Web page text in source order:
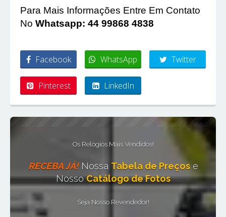
Para Mais Informações Entre Em Contato
No Whatsapp: 44 99868 4838
Facebook WhatsApp Twitter
Pinterest LinkedIn
Os Relógios Mais Vendidos!
RECEBA JÁ!Nossa Tabela de Preçose
NossoCatálogo de Fotos
Seja Nosso Revendedor!